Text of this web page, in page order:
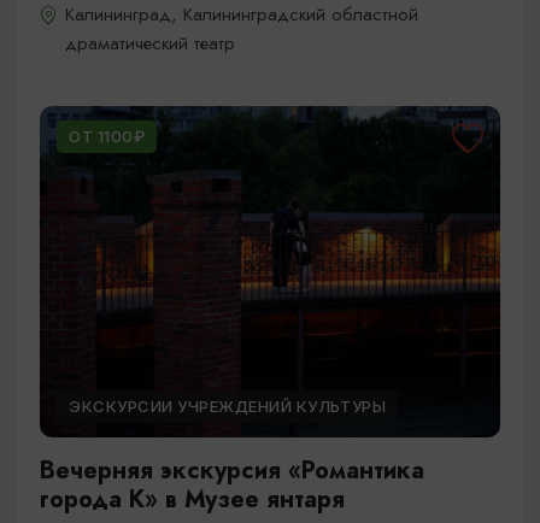
Калининград, Калининградский областной
драматический театр
ОТ 1100₽
ЭКСКУРСИИ УЧРЕЖДЕНИЙ КУЛЬТУРЫ
Вечерняя экскурсия «Романтика
города К» в Музее янтаря